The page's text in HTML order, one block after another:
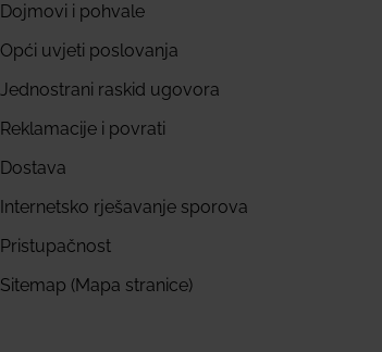
Dojmovi i pohvale
Opći uvjeti poslovanja
Jednostrani raskid ugovora
Reklamacije i povrati
Dostava
Internetsko rješavanje sporova
Pristupačnost
Sitemap (Mapa stranice)